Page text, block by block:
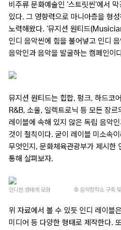
비주류 문화예술인 ‘스트릿씬’에서
있다. 그 영향력으로 마니아층을 형
노력해왔다. ‘뮤지션 원티드
인디 음악씬에 힘을 불어넣고 인디
음악인과 음악을 발굴하는 캠페인이
뮤지션 원티드는 힙합, 펑크, 하드코
R&B, 소울, 일렉트로닉 등 모든 장
레이블에 속해 있지 않은 독립 음악
것이 철칙이다. 굳이 레이블 미소속
무엇인지, 문화체육관광부가 제시한
통해 살펴보자.
인디씬 생태계 모형 © 음악창작소 구축
위 자료에서 볼 수 있듯 인디 레이블
미디어 등 다양한 형태로 제작한다.